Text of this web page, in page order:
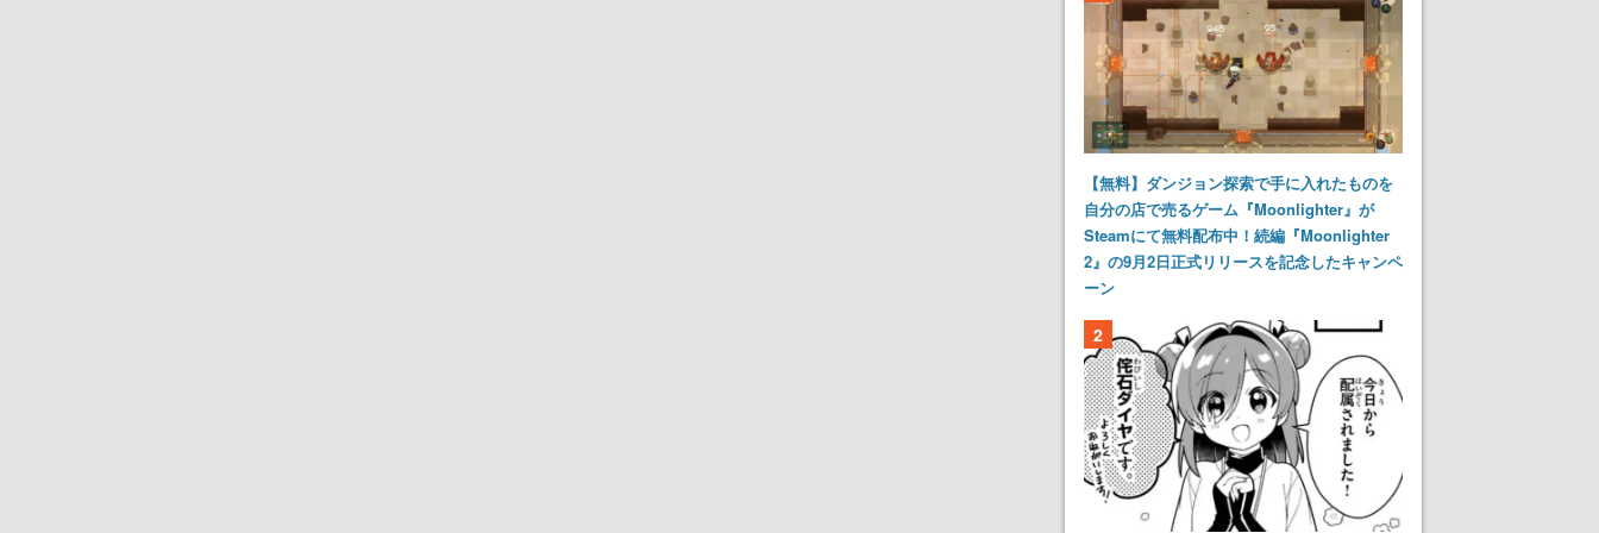
【無料】ダンジョン探索で手に入れたものを
自分の店で売るゲーム『Moonlighter』が
Steamにて無料配布中！続編『Moonlighter
2』の9月2日正式リリースを記念したキャンペ
ーン
2